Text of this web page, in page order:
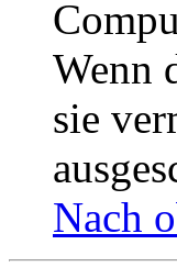
Wenn
sie
Nach